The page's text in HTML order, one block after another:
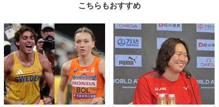
こちらもおすすめ